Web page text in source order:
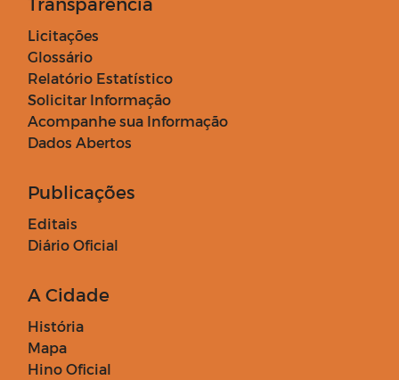
Licitações
Glossário
Relatório Estatístico
Solicitar Informação
Acompanhe sua Informação
Dados Abertos
Publicações
Editais
Diário Oficial
A Cidade
História
Mapa
Hino Oficial